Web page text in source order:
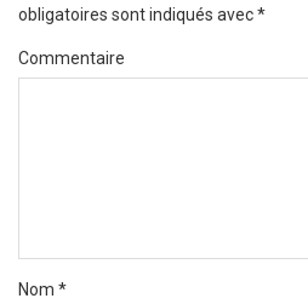
obligatoires sont indiqués avec*
Commentaire
Nom *